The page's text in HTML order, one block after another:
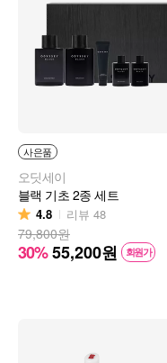
사은품
오딧세이
블랙 기초 2종 세트
4.8 리뷰 48
79,800원
30%55,200원 회원가